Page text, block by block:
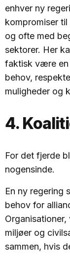
enhver ny
kompromiser
og ofte med
sektorer. Her
faktisk være en
behov,
muligheder og
4.
For det fjerde
nogensinde.
En ny regering
behov for
miljøer og
sammen, hvis